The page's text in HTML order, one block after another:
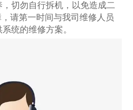
切勿自行拆机，以免造成二
请第一时间与我司维修人员
统的维修方案。